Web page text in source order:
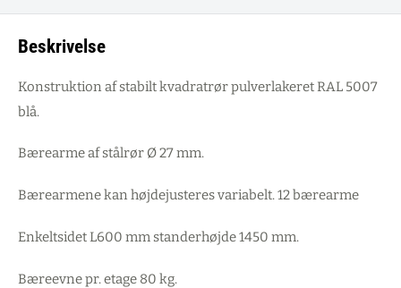
Beskrivelse
Konstruktion af stabilt kvadratrør pulverlakeret RAL 5007
blå.
Bærearme af stålrør Ø 27 mm.
Bærearmene kan højdejusteres variabelt. 12 bærearme
Enkeltsidet L600 mm standerhøjde 1450 mm.
Bæreevne pr. etage 80 kg.